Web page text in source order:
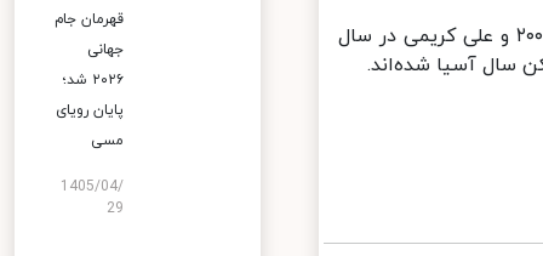
خداداد عزیزی در سال ۹۶، علی دایی در سال ۹۹، مهدی مهدوی‌کیا در سال ۲۰۰۳ و علی کریمی در سال
قهرمان جام
جهانی
۲۰۲۶ شد؛
پایان رویای
مسی
1405/04/
29